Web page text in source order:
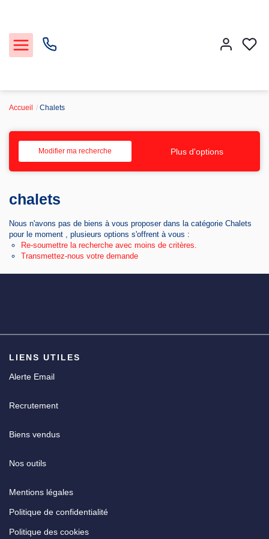
Notre Service Gestion et Location
Vendre
Faire gérer
Accueil Chalets
Modifier ma recherche Plus d'options
chalets
Nous n'avons pas de biens à vous proposer dans la catégorie Chalets
pour le moment , plusieurs options s'offrent à vous :
Re-soumettre la recherche avec moins de critères.
Transmettez-nous votre demande
LIENS UTILES
Alerte Email
Recrutement
Biens vendus
Nos outils
Mentions légales
Politique de confidentialité
Politique des cookies